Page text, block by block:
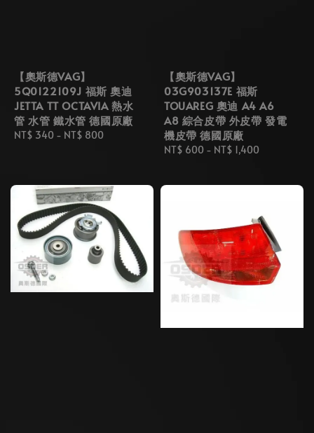
【奧斯德VAG】
5Q0122109J 福斯 奧迪
JETTA TT OCTAVIA 熱水
管 水管 鐵水管 德國原廠
Regular
NT$ 340 - NT$ 800
【奧斯德VAG】
03G903137E 福斯
TOUAREG 奧迪 A4 A6
A8 綜合皮帶 外皮帶 發電
機皮帶 德國原廠
Regular
NT$ 600 - NT$ 1,400